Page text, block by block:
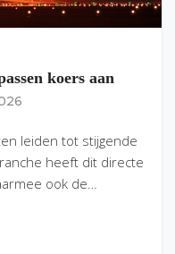
koers aan
leiden tot stijgende
heeft dit directe
ook de…